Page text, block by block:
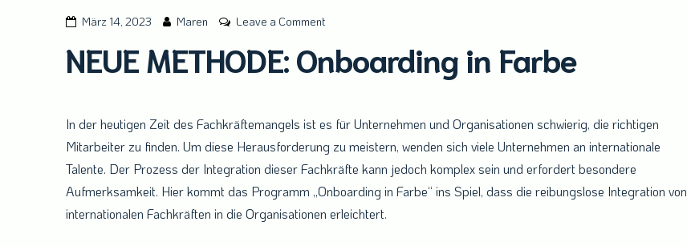
März 14, 2023 Maren Leave a Commenton
METHODE:
Farbe
NEUE METHODE: Onboarding in Farbe
In der heutigen Zeit des Fachkräftemangels ist es für Unternehmen und Organisationen schwierig, die richtigen
Mitarbeiter zu finden. Um diese Herausforderung zu meistern, wenden sich viele Unternehmen an internationale
Talente. Der Prozess der Integration dieser Fachkräfte kann jedoch komplex sein und erfordert besondere
Aufmerksamkeit. Hier kommt das Programm „Onboarding in Farbe“ ins Spiel, dass die reibungslose Integration von
internationalen Fachkräften in die Organisationen erleichtert.